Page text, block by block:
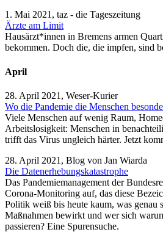
1. Mai 2021, taz - die Tageszeitung
Ärzte am Limit
Haus­ärz­t*in­nen in Bremens armen
bekommen. Doch die, die impfen, sind
April
28. April 2021, Weser-Kurier
Wo die Pandemie die Menschen
Viele Menschen auf wenig Raum,
Arbeitslosigkeit: Menschen in
trifft das Virus ungleich härter. Jetzt
28. April 2021, Blog von Jan Wiarda
Die Datenerhebungskatastrophe
Das Pandemiemanagement der
Corona-Monitoring auf, das diese
Politik weiß bis heute kaum, was
Maßnahmen bewirkt und wer sich
passieren? Eine Spurensuche.